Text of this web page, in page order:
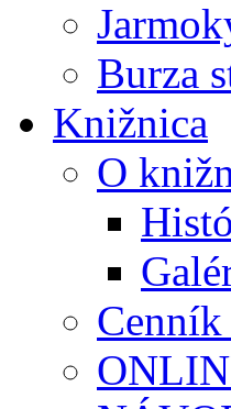
Burza
Knižnica
O